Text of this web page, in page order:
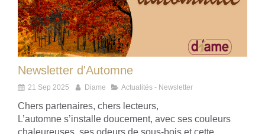
Newsletter d'Automne
21 Sep 2025 Diame Actualités - Newsletter
Chers partenaires, chers lecteurs,
L’automne s’installe doucement, avec ses couleurs
chaleureuses, ses odeurs de sous-bois et cette